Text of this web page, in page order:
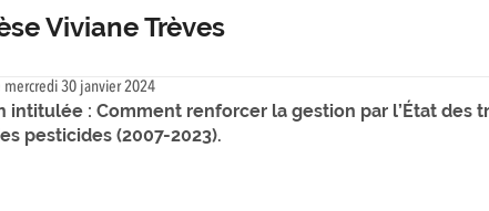
Viviane Trèves
mercredi 30 janvier 2024
intitulée : Comment renforcer la gestion par l’État
pesticides (2007-2023).